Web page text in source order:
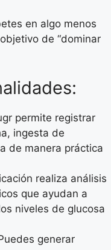
en algo menos
de “dominar
permite registrar
ingesta de
de manera práctica
realiza análisis
que ayudan a
niveles de glucosa
generar